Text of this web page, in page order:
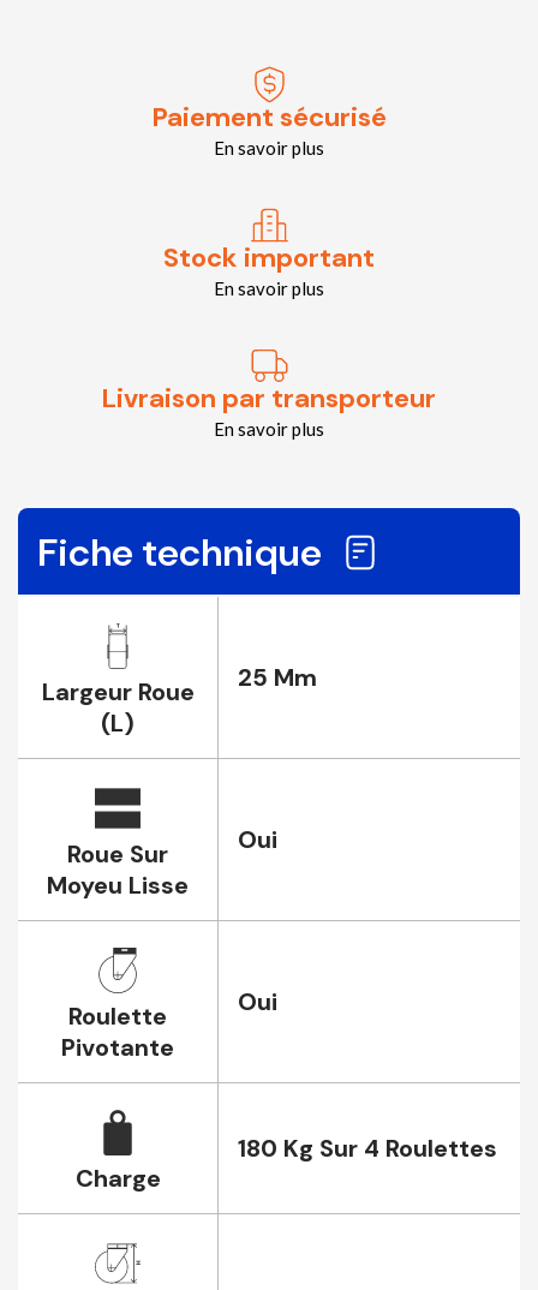
Paiement sécurisé
En savoir plus
Stock important
En savoir plus
Livraison par transporteur
En savoir plus
Fiche technique
Largeur Roue
(L)
25 Mm
Roue Sur
Moyeu Lisse
Oui
Roulette
Pivotante
Oui
Charge
180 Kg Sur 4 Roulettes